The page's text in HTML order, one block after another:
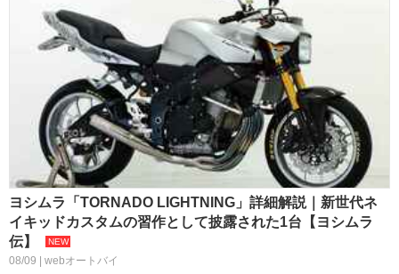
ヨシムラ「TORNADO LIGHTNING」詳細解説｜新世代ネ
イキッドカスタムの習作として披露された1台【ヨシムラ
伝】
08/09 | webオートバイ